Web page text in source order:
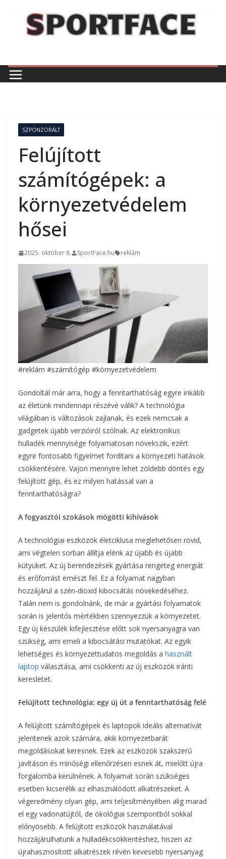
content
SZPONZORÁLT
Felújított
számítógépek: a
környezetvédelem
hősei
2025. október 8. SportFace.hu reklám
#reklám #számítógép #környezetvédelem
Gondoltál már arra, hogy a fenntarthatóság egyre inkább
az életünk mindennapi részévé válik? A technológia
világában is változások zajlanak, és ezek nemcsak a
gadgetek újabb verzióiról szólnak. Az elektronikus
hulladék mennyisége folyamatosan növekszik, ezért
egyre fontosabb figyelmet fordítani a környezeti hatások
csökkentésére. Vajon mennyire lehet zöldebb döntés egy
felújított gép, és ez milyen hatással van a
fenntarthatóságra?
A fogyasztói szokások mögötti kihívások
A technológiai eszközök életciklusa meglehetősen rövid,
ami végtelen sorban állítja elénk az újabb és újabb
kütyüket. Az új berendezések gyártása rengeteg energiát
és erőforrást emészt fel. Ez a folyamat nagyban
hozzájárul a szén-dioxid kibocsátás növekedéséhez.
Talán nem is gondolnánk, de már a gyártási folyamatok
során is jelentős mértékben szennyezzük a környezetet.
Egy új készülék kifejlesztése előtt sok nyersanyagra van
szükség, ami emeli a kibocsátási mutatókat. Az egyik
lehetséges és környezettudatos megoldás a használt
laptop választása, ami csökkenti az új eszközök iránti
keresletet.
Felújított technológia: egy új út a fenntarthatóság felé
A felújított számítógépek és laptopok ideális alternatívát
jelentenek azok számára, akik környezetbarát
megoldásokat keresnek. Ezek az eszközök szakszerű
javításon és minőségi ellenőrzésen esnek át, mielőtt újra
forgalomba kerülnének. A folyamat során szükséges
esetben kicserélik az elhasználódott alkatrészeket. A
végeredmény olyan gép, ami teljesítményében alig marad
el egy vadonatújtól, de ökológiai szempontból sokkal
előnyösebb. A felújított eszközök használatával
hozzájárulhatunk a hulladékcsökkentéshez, hiszen az
újrahasznosított alkatrészek révén kevesebb nyersanyag